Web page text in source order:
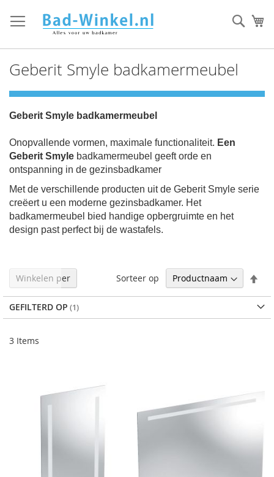
direct
door
inhoud
Geberit Smyle badkamermeubel
Geberit Smyle badkamermeubel
Onopvallende vormen, maximale functionaliteit. Een
Geberit Smyle badkamermeubel geeft orde en
ontspanning in de gezinsbadkamer
Met de verschillende producten uit de Geberit Smyle serie
creëert u een moderne gezinsbadkamer. Het
badkamermeubel bied handige opbergruimte en het
design past perfect bij de wastafels.
3 Items
Sorteer op
Winkelen per
GEFILTERD OP